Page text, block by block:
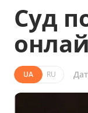
Суд
UA RU